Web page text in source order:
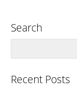
Search
Recent Posts